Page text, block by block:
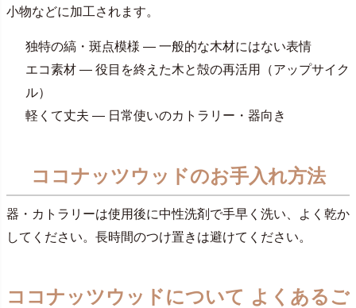
小物などに加工されます。
独特の縞・斑点模様 — 一般的な木材にはない表情
エコ素材 — 役目を終えた木と殻の再活用（アップサイク
ル）
軽くて丈夫 — 日常使いのカトラリー・器向き
ココナッツウッドのお手入れ方法
器・カトラリーは使用後に中性洗剤で手早く洗い、よく乾か
してください。長時間のつけ置きは避けてください。
ココナッツウッドについて よくあるご